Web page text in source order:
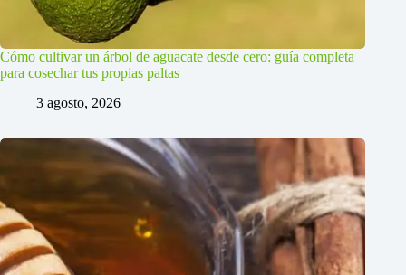
Cómo cultivar un árbol de aguacate desde cero: guía completa
para cosechar tus propias paltas
3 agosto, 2026